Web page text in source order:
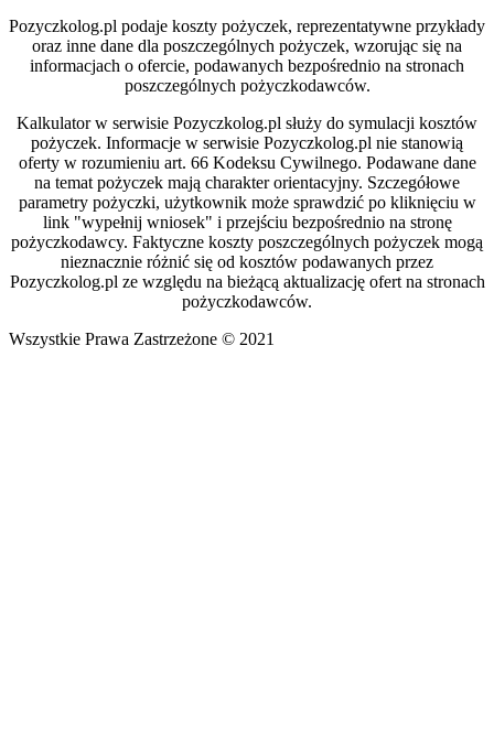
Pozyczkolog.pl podaje koszty pożyczek, reprezentatywne przykłady
oraz inne dane dla poszczególnych pożyczek, wzorując się na
informacjach o ofercie, podawanych bezpośrednio na stronach
poszczególnych pożyczkodawców.
Kalkulator w serwisie Pozyczkolog.pl służy do symulacji kosztów
pożyczek. Informacje w serwisie Pozyczkolog.pl nie stanowią
oferty w rozumieniu art. 66 Kodeksu Cywilnego. Podawane dane
na temat pożyczek mają charakter orientacyjny. Szczegółowe
parametry pożyczki, użytkownik może sprawdzić po kliknięciu w
link "wypełnij wniosek" i przejściu bezpośrednio na stronę
pożyczkodawcy. Faktyczne koszty poszczególnych pożyczek mogą
nieznacznie różnić się od kosztów podawanych przez
Pozyczkolog.pl ze względu na bieżącą aktualizację ofert na stronach
pożyczkodawców.
Wszystkie Prawa Zastrzeżone © 2021